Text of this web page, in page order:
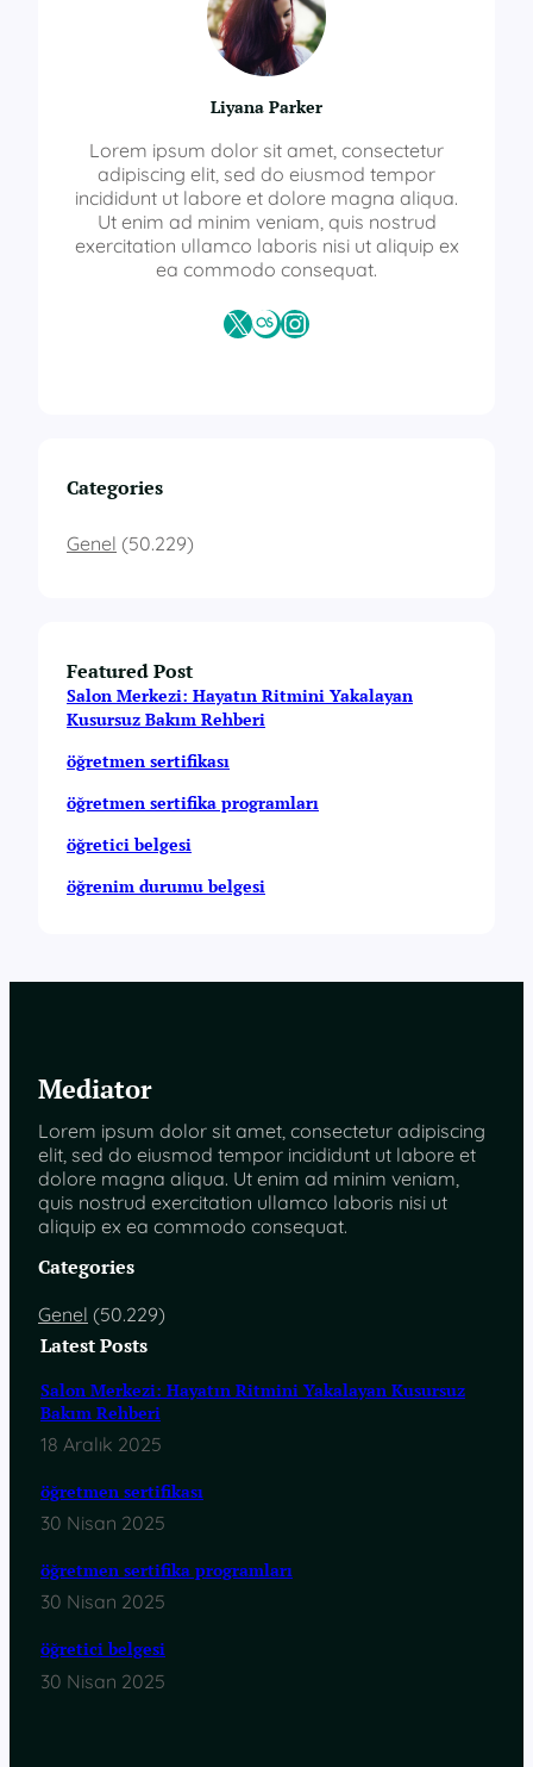
i
t
i
m
e
r
k
e
z
i
i
l
k
a
Liyana Parker
Lorem ipsum dolor sit amet, consectetur
adipiscing elit, sed do eiusmod tempor
incididunt ut labore et dolore magna aliqua.
Ut enim ad minim veniam, quis nostrud
exercitation ullamco laboris nisi ut aliquip ex
ea commodo consequat.
X Last.fmInstagram
Categories
Genel (50.229)
Featured Post
Salon Merkezi: Hayatın Ritmini Yakalayan
Kusursuz Bakım Rehberi
öğretmen sertifikası
öğretmen sertifika programları
öğretici belgesi
öğrenim durumu belgesi
Mediator
Lorem ipsum dolor sit amet, consectetur adipiscing
elit, sed do eiusmod tempor incididunt ut labore et
dolore magna aliqua. Ut enim ad minim veniam,
quis nostrud exercitation ullamco laboris nisi ut
aliquip ex ea commodo consequat.
Categories
Genel (50.229)
Latest Posts
Salon Merkezi: Hayatın Ritmini Yakalayan Kusursuz
Bakım Rehberi
18 Aralık 2025
öğretmen sertifikası
30 Nisan 2025
öğretmen sertifika programları
30 Nisan 2025
öğretici belgesi
30 Nisan 2025